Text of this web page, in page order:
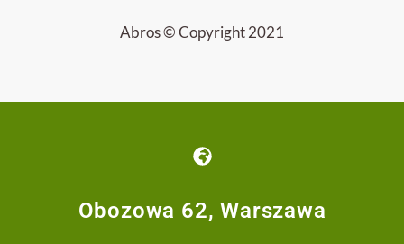
Abros © Copyright 2021
Obozowa 62, Warszawa